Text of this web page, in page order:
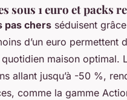
sous 1 euro et packs
pas chers séduisent
d’un euro permettent
maison optimal.
allant jusqu’à -50 %,
comme la gamme